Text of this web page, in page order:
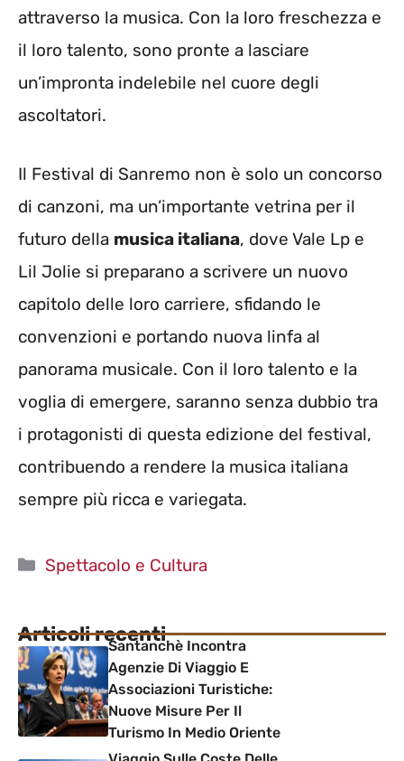
attraverso la musica. Con la loro freschezza e
il loro talento, sono pronte a lasciare
un’impronta indelebile nel cuore degli
ascoltatori.
Il Festival di Sanremo non è solo un concorso
di canzoni, ma un’importante vetrina per il
futuro della musica italiana, dove Vale Lp e
Lil Jolie si preparano a scrivere un nuovo
capitolo delle loro carriere, sfidando le
convenzioni e portando nuova linfa al
panorama musicale. Con il loro talento e la
voglia di emergere, saranno senza dubbio tra
i protagonisti di questa edizione del festival,
contribuendo a rendere la musica italiana
sempre più ricca e variegata.
Categorie
Spettacolo e Cultura
Articoli recentiSantanchè Incontra
Agenzie Di Viaggio E
Associazioni Turistiche:
Nuove Misure Per Il
Turismo In Medio Oriente